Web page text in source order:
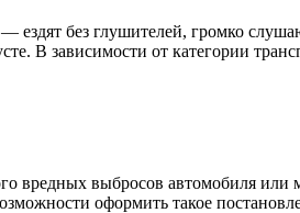
без глушителей, громко
В зависимости от категории
выбросов автомобиля
оформить такое